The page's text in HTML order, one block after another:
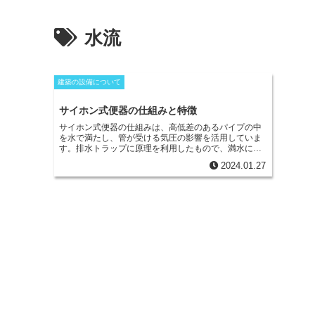
水流
建築の設備について
サイホン式便器の仕組みと特徴
サイホン式便器の仕組みは、高低差のあるパイプの中
を水で満たし、管が受ける気圧の影響を活用していま
す。排水トラップに原理を利用したもので、満水にす
です。留水面を広くできるメリットがあるため、その
分だけ汚物をすぐに吸い込むことができるようにな
2024.01.27